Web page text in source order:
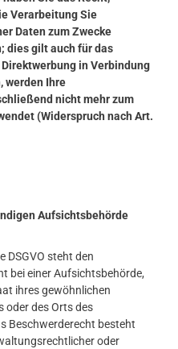
Verarbeitung Sie
Daten zum Zwecke
dies gilt auch für das
in Verbindung
werden Ihre
nicht mehr zum
(Widerspruch nach Art.
Aufsichtsbehörde
DSGVO steht den
bei einer Aufsichtsbehörde,
ihres gewöhnlichen
oder des Orts des
Beschwerderecht besteht
oder